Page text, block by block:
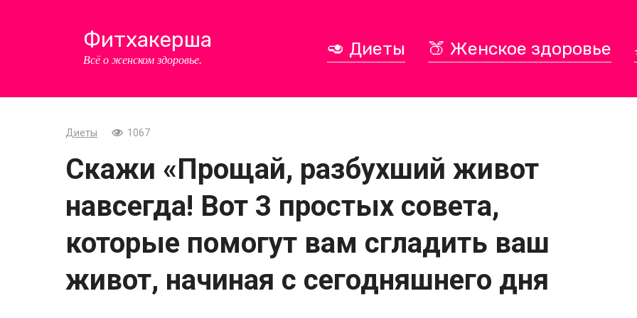
Фитхакерша
Всё о женском здоровье.
🥑 Диеты 🍑 Женское здоровье
Диеты 1067
Скажи «Прощай, разбухший живот
навсегда! Вот 3 простых совета,
которые помогут вам сгладить ваш
живот, начиная с сегодняшнего дня